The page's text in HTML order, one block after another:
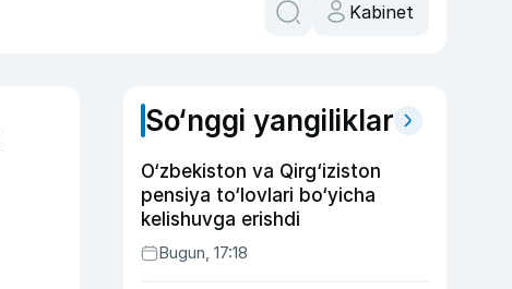
Kabinet
So‘nggi yangiliklar
O‘zbekiston va Qirg‘iziston
pensiya to‘lovlari bo‘yicha
kelishuvga erishdi
Bugun, 17:18